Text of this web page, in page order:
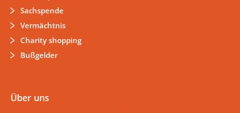
Sachspende
Vermächtnis
Charity shopping
Bußgelder
Über uns